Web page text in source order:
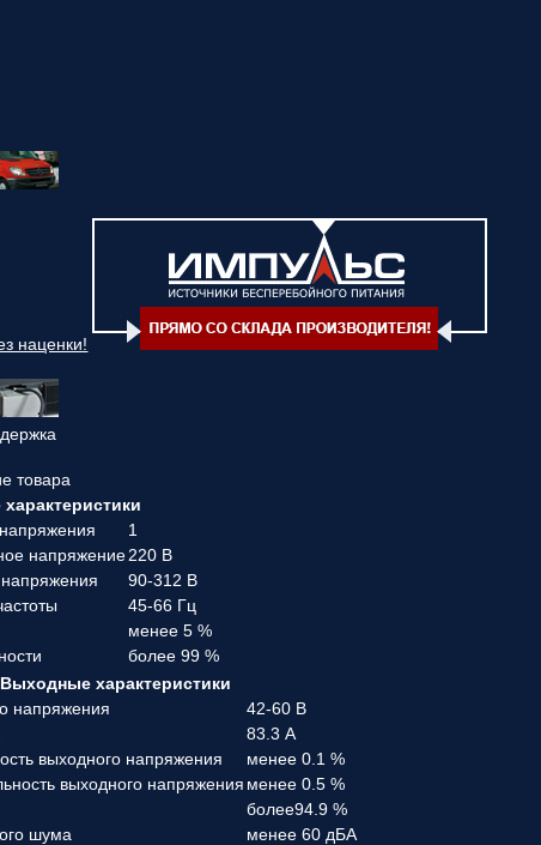
наценки!
товара
1
напряжение220 В
90-312 В
45-66 Гц
менее 5 %
более 99 %
Выходные характеристики
напряжения
42-60 В
83.3 А
выходного напряжения
менее 0.1 %
выходного напряжения менее 0.5 %
более94.9 %
шума
менее 60 дБА